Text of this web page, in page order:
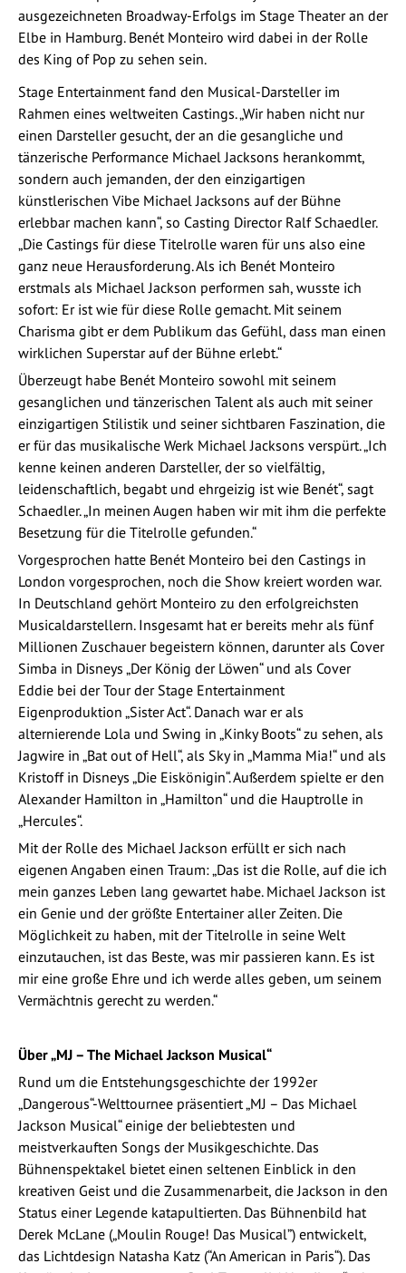
ausgezeichneten Broadway-Erfolgs im Stage Theater an der
Elbe in Hamburg. Benét Monteiro wird dabei in der Rolle
des King of Pop zu sehen sein.
Stage Entertainment fand den Musical-Darsteller im
Rahmen eines weltweiten Castings. „Wir haben nicht nur
einen Darsteller gesucht, der an die gesangliche und
tänzerische Performance Michael Jacksons herankommt,
sondern auch jemanden, der den einzigartigen
künstlerischen Vibe Michael Jacksons auf der Bühne
erlebbar machen kann“, so Casting Director Ralf Schaedler.
„Die Castings für diese Titelrolle waren für uns also eine
ganz neue Herausforderung. Als ich Benét Monteiro
erstmals als Michael Jackson performen sah, wusste ich
sofort: Er ist wie für diese Rolle gemacht. Mit seinem
Charisma gibt er dem Publikum das Gefühl, dass man einen
wirklichen Superstar auf der Bühne erlebt.“
Überzeugt habe Benét Monteiro sowohl mit seinem
gesanglichen und tänzerischen Talent als auch mit seiner
einzigartigen Stilistik und seiner sichtbaren Faszination, die
er für das musikalische Werk Michael Jacksons verspürt. „Ich
kenne keinen anderen Darsteller, der so vielfältig,
leidenschaftlich, begabt und ehrgeizig ist wie Benét“, sagt
Schaedler. „In meinen Augen haben wir mit ihm die perfekte
Besetzung für die Titelrolle gefunden.“
Vorgesprochen hatte Benét Monteiro bei den Castings in
London vorgesprochen, noch die Show kreiert worden war.
In Deutschland gehört Monteiro zu den erfolgreichsten
Musicaldarstellern. Insgesamt hat er bereits mehr als fünf
Millionen Zuschauer begeistern können, darunter als Cover
Simba in Disneys „Der König der Löwen“ und als Cover
Eddie bei der Tour der Stage Entertainment
Eigenproduktion „Sister Act“. Danach war er als
alternierende Lola und Swing in „Kinky Boots“ zu sehen, als
Jagwire in „Bat out of Hell“, als Sky in „Mamma Mia!“ und als
Kristoff in Disneys „Die Eiskönigin“. Außerdem spielte er den
Alexander Hamilton in „Hamilton“ und die Hauptrolle in
„Hercules“.
Mit der Rolle des Michael Jackson erfüllt er sich nach
eigenen Angaben einen Traum: „Das ist die Rolle, auf die ich
mein ganzes Leben lang gewartet habe. Michael Jackson ist
ein Genie und der größte Entertainer aller Zeiten. Die
Möglichkeit zu haben, mit der Titelrolle in seine Welt
einzutauchen, ist das Beste, was mir passieren kann. Es ist
mir eine große Ehre und ich werde alles geben, um seinem
Vermächtnis gerecht zu werden.“
Über „MJ – The Michael Jackson Musical“
Rund um die Entstehungsgeschichte der 1992er
„Dangerous“-Welttournee präsentiert „MJ – Das Michael
Jackson Musical“ einige der beliebtesten und
meistverkauften Songs der Musikgeschichte. Das
Bühnenspektakel bietet einen seltenen Einblick in den
kreativen Geist und die Zusammenarbeit, die Jackson in den
Status einer Legende katapultierten. Das Bühnenbild hat
Derek McLane („Moulin Rouge! Das Musical”) entwickelt,
das Lichtdesign Natasha Katz (“An American in Paris“). Das